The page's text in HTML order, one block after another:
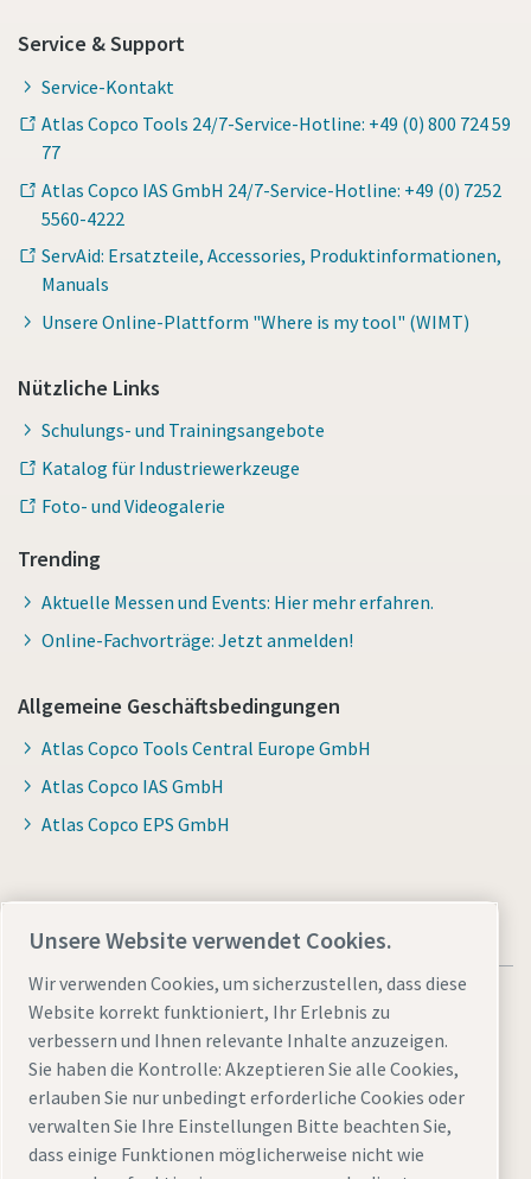
Service & Support
Service-Kontakt
Atlas Copco Tools 24/7-Service-Hotline: +49 (0) 800 724 59
77
Atlas Copco IAS GmbH 24/7-Service-Hotline: +49 (0) 7252
5560-4222
ServAid: Ersatzteile, Accessories, Produktinformationen,
Manuals
Unsere Online-Plattform "Where is my tool" (WIMT)
Nützliche Links
Schulungs- und Trainingsangebote
Katalog für Industriewerkzeuge
Foto- und Videogalerie
Trending
Aktuelle Messen und Events: Hier mehr erfahren.
Online-Fachvorträge: Jetzt anmelden!
Allgemeine Geschäftsbedingungen
Atlas Copco Tools Central Europe GmbH
Atlas Copco IAS GmbH
Atlas Copco EPS GmbH
Allgemeine rechtliche Hinweise atlascopco.com
Cookies verwaltenBarrierefreiheit Datenschutzerklärung
SitemapImpressum
Unsere Website verwendet Cookies.
Wir verwenden Cookies, um sicherzustellen, dass diese
Website korrekt funktioniert, Ihr Erlebnis zu
verbessern und Ihnen relevante Inhalte anzuzeigen.
Sie haben die Kontrolle: Akzeptieren Sie alle Cookies,
erlauben Sie nur unbedingt erforderliche Cookies oder
verwalten Sie Ihre Einstellungen Bitte beachten Sie,
dass einige Funktionen möglicherweise nicht wie